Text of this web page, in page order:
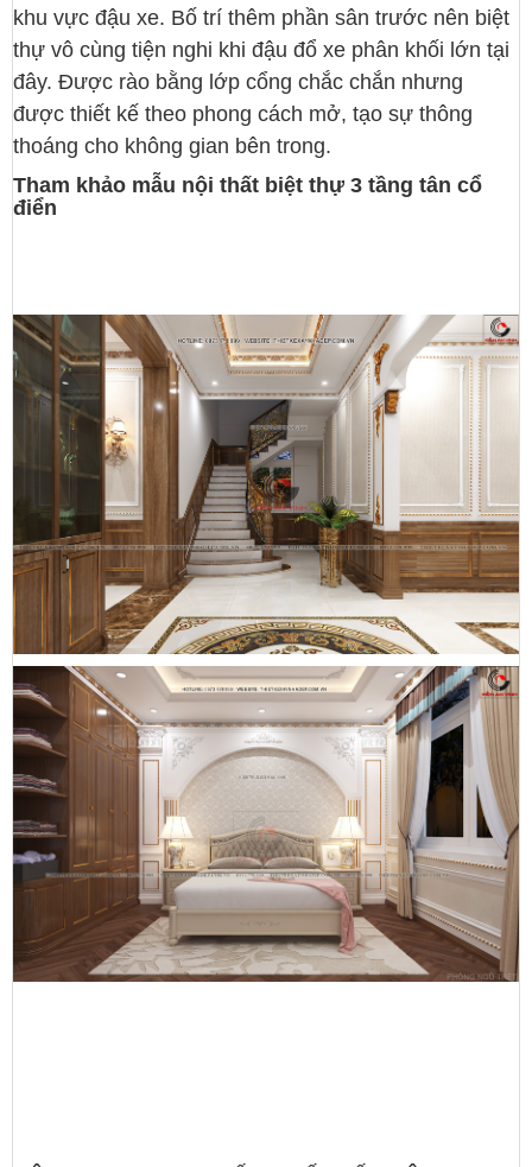
khu vực đậu xe. Bố trí thêm phần sân trước nên biệt
thự vô cùng tiện nghi khi đậu đổ xe phân khối lớn tại
đây. Được rào bằng lớp cổng chắc chắn nhưng
được thiết kế theo phong cách mở, tạo sự thông
thoáng cho không gian bên trong.
Tham khảo mẫu nội thất biệt thự 3 tầng tân cổ
điển